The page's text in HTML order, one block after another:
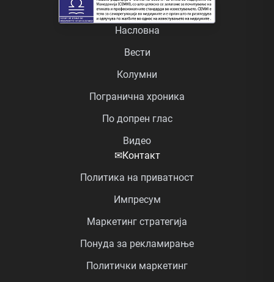
Насловна
Вести
Колумни
Погранична хроника
По допрен глас
Видео
✉Контакт
Политика на приватност
Импресум
Маркетинг стратегија
Понуда за рекламирање
Политички маркетинг